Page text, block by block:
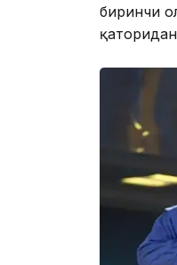
биринчи